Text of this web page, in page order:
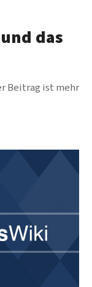
das
Beitrag ist mehr